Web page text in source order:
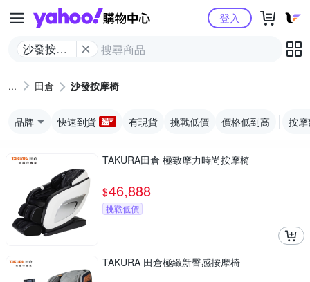
Yahoo購物中心
沙發按摩
登入
田倉 沙發按摩椅
品牌 快速到貨 有現貨 挑戰低價 價格低到高 按
TAKURA田倉 極致摩力時尚按摩椅
$46,888
挑戰低價
TAKURA 田倉極緻新臀感按摩椅